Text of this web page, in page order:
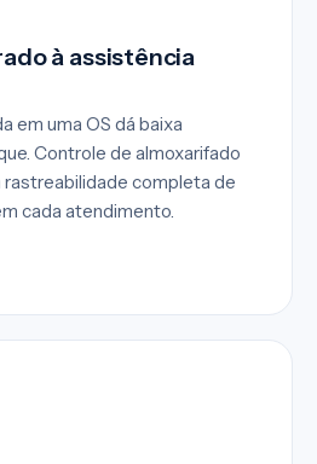
à assistência
em uma OS dá baixa
Controle de almoxarifado
completa de
cada atendimento.